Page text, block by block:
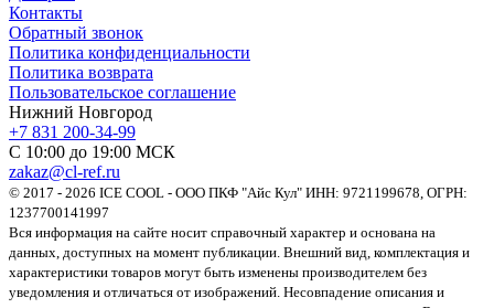
Контакты
Обратный звонок
Политика конфиденциальности
Политика возврата
Пользовательское соглашение
Нижний Новгород
+7 831 200-34-99
С 10:00 до 19:00 МСК
zakaz@cl-ref.ru
© 2017 - 2026 ICE COOL - ООО ПКФ "Айс Кул" ИНН: 9721199678, ОГРН:
1237700141997
Вся информация на сайте носит справочный характер и основана на
данных, доступных на момент публикации. Внешний вид, комплектация и
характеристики товаров могут быть изменены производителем без
уведомления и отличаться от изображений. Несовпадение описания и